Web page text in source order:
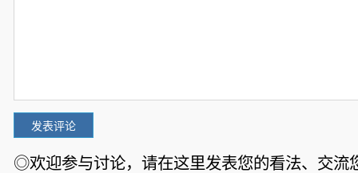
◎欢迎参与讨论，请在这里发表您的看法、交流